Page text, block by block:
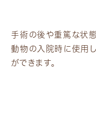
手術の後や重篤な状
動物の入院時に使用
ができます。